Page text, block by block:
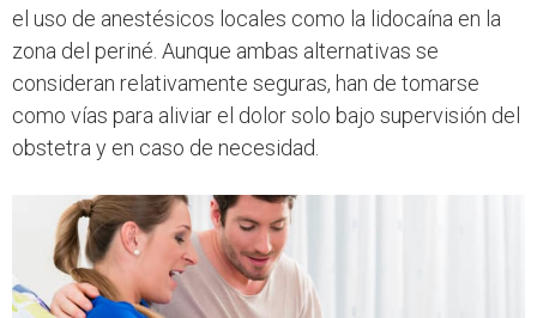
el uso de anestésicos locales como la lidocaína en la
zona del periné. Aunque ambas alternativas se
consideran relativamente seguras, han de tomarse
como vías para aliviar el dolor solo bajo supervisión del
obstetra y en caso de necesidad.